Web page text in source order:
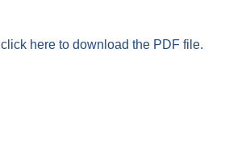
click here to download the PDF file.